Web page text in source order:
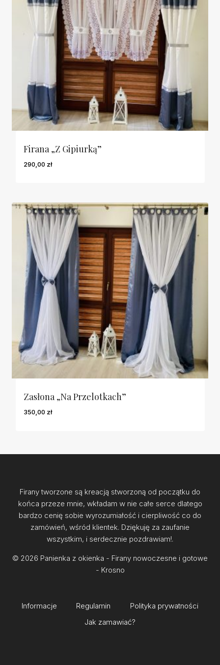
Firana „Z Gipiurką”
290,00 zł
Zasłona „Na Przelotkach”
350,00 zł
Firany tworzone są kreacją stworzoną od początku do
końca przeze mnie, wkładam w nie całe serce dlatego
bardzo cenię sobie wyrozumiałość i cierpliwość co do
zamówień, wśród klientek. Dziękuję za zaufanie
wszystkim, i serdecznie pozdrawiam!.
© 2026 Panienka z okienka - Firany nowoczesne i gotowe
- Krosno
Informacje Regulamin
Polityka prywatności
Jak zamawiać?